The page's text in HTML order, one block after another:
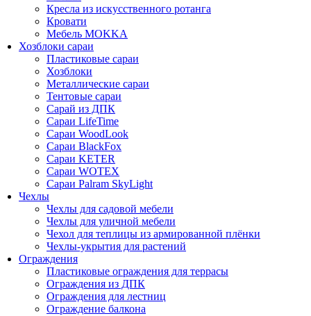
Кресла из искусственного ротанга
Кровати
Мебель MOKKA
Хозблоки сараи
Пластиковые сараи
Хозблоки
Металлические сараи
Тентовые сараи
Сарай из ДПК
Cараи LifeTime
Cараи WoodLook
Сараи BlackFox
Сараи KETER
Сараи WOTEX
Сараи Palram SkyLight
Чехлы
Чехлы для садовой мебели
Чехлы для уличной мебели
Чехол для теплицы из армированной плёнки
Чехлы-укрытия для растений
Ограждения
Пластиковые ограждения для террасы
Ограждения из ДПК
Ограждения для лестниц
Ограждение балкона